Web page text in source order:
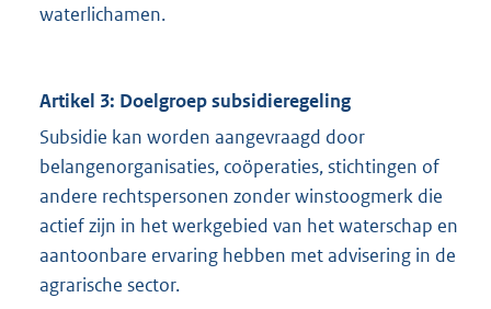
waterlichamen.
Artikel 3: Doelgroep subsidieregeling
Subsidie kan worden aangevraagd door
belangenorganisaties, coöperaties, stichtingen of
andere rechtspersonen zonder winstoogmerk die
actief zijn in het werkgebied van het waterschap en
aantoonbare ervaring hebben met advisering in de
agrarische sector.